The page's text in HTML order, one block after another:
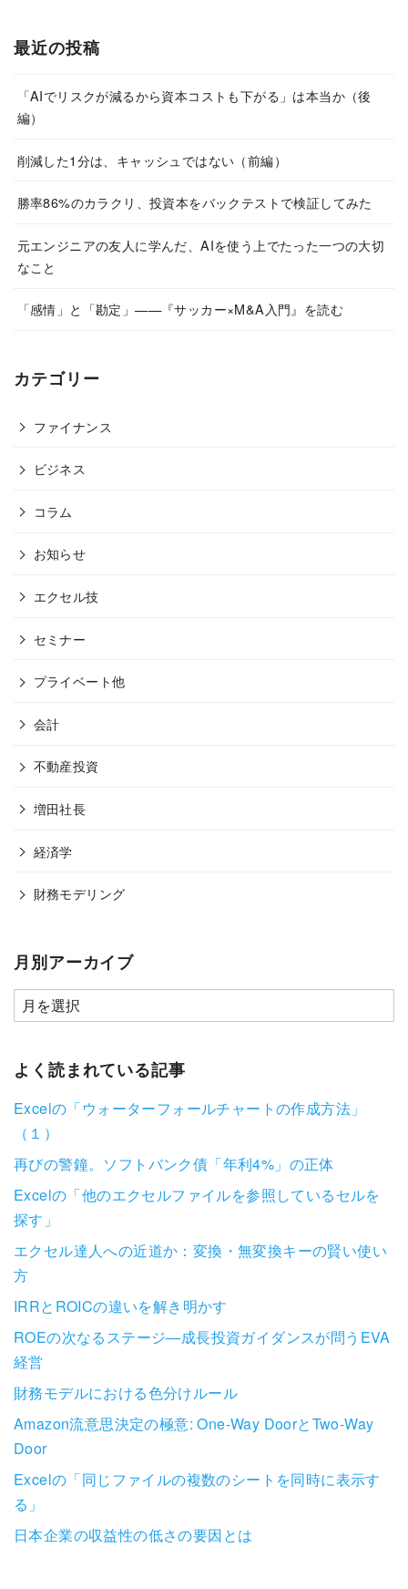
最近の投稿
「AIでリスクが減るから資本コストも下がる」は本当か（後
編）
削減した1分は、キャッシュではない（前編）
勝率86%のカラクリ、投資本をバックテストで検証してみた
元エンジニアの友人に学んだ、AIを使う上でたった一つの大切
なこと
「感情」と「勘定」——『サッカー×M&A入門』を読む
カテゴリー
ファイナンス
ビジネス
コラム
お知らせ
エクセル技
セミナー
プライベート他
会計
不動産投資
増田社長
経済学
財務モデリング
月別アーカイブ
よく読まれている記事
Excelの「ウォーターフォールチャートの作成方法」
（１）
再びの警鐘。ソフトバンク債「年利4%」の正体
Excelの「他のエクセルファイルを参照しているセルを
探す」
エクセル達人への近道か：変換・無変換キーの賢い使い
方
IRRとROICの違いを解き明かす
ROEの次なるステージ―成長投資ガイダンスが問うEVA
経営
財務モデルにおける色分けルール
Amazon流意思決定の極意: One-Way DoorとTwo-Way
Door
Excelの「同じファイルの複数のシートを同時に表示す
る」
日本企業の収益性の低さの要因とは